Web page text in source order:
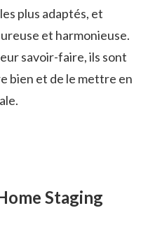
plus adaptés, et
et harmonieuse.
savoir-faire, ils sont
bien et de le mettre en
Staging